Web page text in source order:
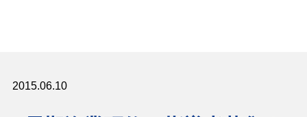
2015.06.10